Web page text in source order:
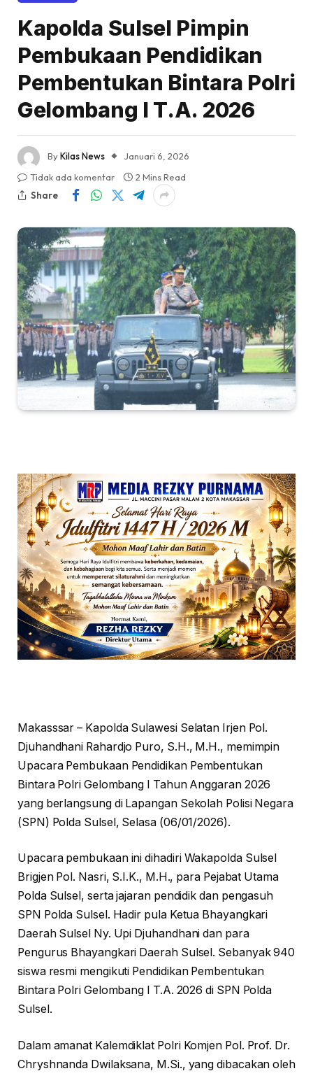
Kapolda Sulsel Pimpin
Pembukaan Pendidikan
Pembentukan Bintara Polri
Gelombang I T.A. 2026
ByKilas News
Januari 6, 2026
Tidak ada komentar
2 Mins Read
Share
Makasssar – Kapolda Sulawesi Selatan Irjen Pol.
Djuhandhani Rahardjo Puro, S.H., M.H., memimpin
Upacara Pembukaan Pendidikan Pembentukan
Bintara Polri Gelombang I Tahun Anggaran 2026
yang berlangsung di Lapangan Sekolah Polisi Negara
(SPN) Polda Sulsel, Selasa (06/01/2026).
Upacara pembukaan ini dihadiri Wakapolda Sulsel
Brigjen Pol. Nasri, S.I.K., M.H., para Pejabat Utama
Polda Sulsel, serta jajaran pendidik dan pengasuh
SPN Polda Sulsel. Hadir pula Ketua Bhayangkari
Daerah Sulsel Ny. Upi Djuhandhani dan para
Pengurus Bhayangkari Daerah Sulsel. Sebanyak 940
siswa resmi mengikuti Pendidikan Pembentukan
Bintara Polri Gelombang I T.A. 2026 di SPN Polda
Sulsel.
Dalam amanat Kalemdiklat Polri Komjen Pol. Prof. Dr.
Chryshnanda Dwilaksana, M.Si., yang dibacakan oleh